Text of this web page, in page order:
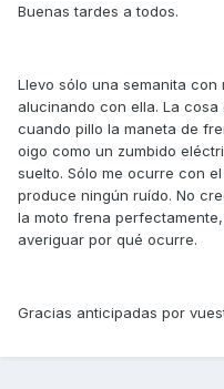
Buenas tardes a todos.
Llevo sólo una semanita con
alucinando con ella. La
cuando pillo la maneta de
oigo como un zumbido
suelto. Sólo me ocurre con
produce ningún ruído. No
la moto frena
averiguar por qué ocurre.
Gracias anticipadas por